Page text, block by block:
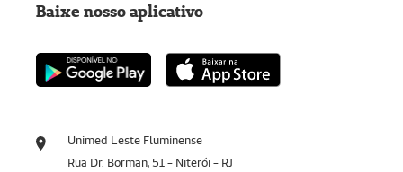
Unimed Leste Fluminense
Rua Dr. Borman, 51 - Niterói - RJ
Baixe nosso aplicativo